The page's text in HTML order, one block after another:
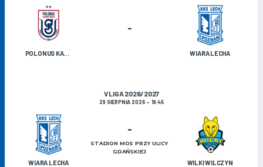
POLONUS KAZIMIERZ BISKUPI WIARA LECHA
-
V LIGA 2026/2027
29 SIERPNIA 2026 19:45
WIARA LECHA WILKI WILCZYN
-
STADION MOS PRZY ULICY
GDAŃSKIEJ